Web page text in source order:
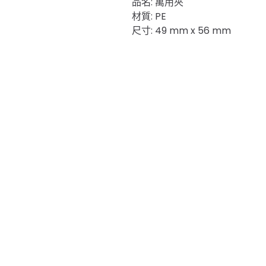
材質: PE
尺寸: 49 mm x 56 mm